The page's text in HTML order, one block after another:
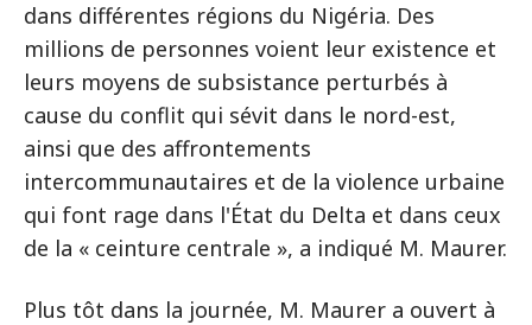
dans différentes régions du Nigéria. Des
millions de personnes voient leur existence et
leurs moyens de subsistance perturbés à
cause du conflit qui sévit dans le nord-est,
ainsi que des affrontements
intercommunautaires et de la violence urbaine
qui font rage dans l'État du Delta et dans ceux
de la « ceinture centrale », a indiqué M. Maurer.
Plus tôt dans la journée, M. Maurer a ouvert à